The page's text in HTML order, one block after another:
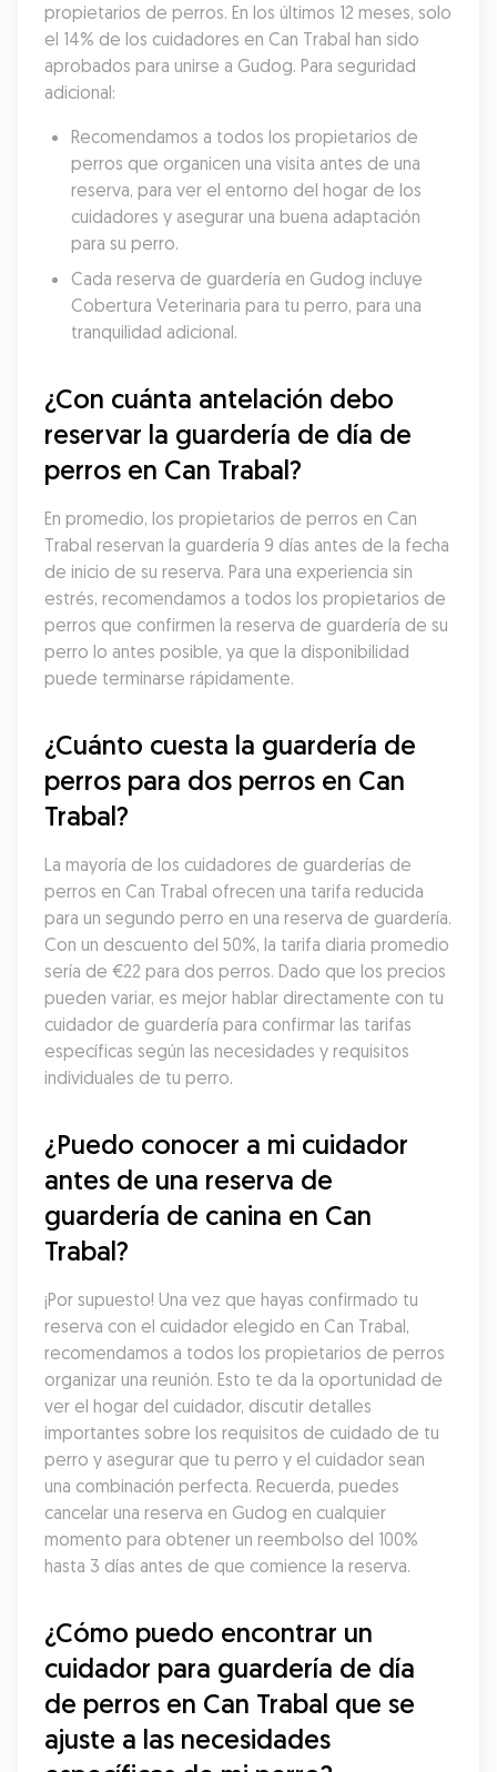
propietarios de perros. En los últimos 12 meses, solo
el 14% de los cuidadores en Can Trabal han sido
aprobados para unirse a Gudog. Para seguridad
adicional:
Recomendamos a todos los propietarios de
perros que organicen una visita antes de una
reserva, para ver el entorno del hogar de los
cuidadores y asegurar una buena adaptación
para su perro.
Cada reserva de guardería en Gudog incluye
Cobertura Veterinaria para tu perro, para una
tranquilidad adicional.
¿Con cuánta antelación debo
reservar la guardería de día de
perros en Can Trabal?
En promedio, los propietarios de perros en Can
Trabal reservan la guardería 9 días antes de la fecha
de inicio de su reserva. Para una experiencia sin
estrés, recomendamos a todos los propietarios de
perros que confirmen la reserva de guardería de su
perro lo antes posible, ya que la disponibilidad
puede terminarse rápidamente.
¿Cuánto cuesta la guardería de
perros para dos perros en Can
Trabal?
La mayoría de los cuidadores de guarderías de
perros en Can Trabal ofrecen una tarifa reducida
para un segundo perro en una reserva de guardería.
Con un descuento del 50%, la tarifa diaria promedio
sería de €22 para dos perros. Dado que los precios
pueden variar, es mejor hablar directamente con tu
cuidador de guardería para confirmar las tarifas
específicas según las necesidades y requisitos
individuales de tu perro.
¿Puedo conocer a mi cuidador
antes de una reserva de
guardería de canina en Can
Trabal?
¡Por supuesto! Una vez que hayas confirmado tu
reserva con el cuidador elegido en Can Trabal,
recomendamos a todos los propietarios de perros
organizar una reunión. Esto te da la oportunidad de
ver el hogar del cuidador, discutir detalles
importantes sobre los requisitos de cuidado de tu
perro y asegurar que tu perro y el cuidador sean
una combinación perfecta. Recuerda, puedes
cancelar una reserva en Gudog en cualquier
momento para obtener un reembolso del 100%
hasta 3 días antes de que comience la reserva.
¿Cómo puedo encontrar un
cuidador para guardería de día
de perros en Can Trabal que se
ajuste a las necesidades